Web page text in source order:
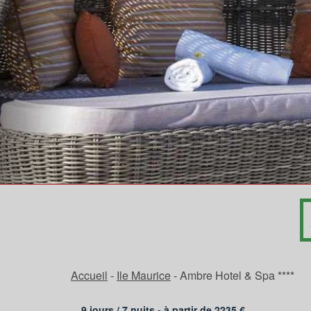
Accueil - Ile Maurice-Ambre Hotel & Spa ****